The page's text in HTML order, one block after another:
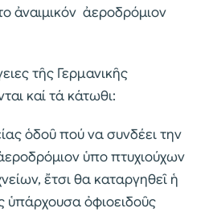
ἀναιμικόν ἀεροδρόμιον
τῆς Γερμανικῆς
καί τά κάτωθι:
ὁδοῦ πού να συνδέει την
ὑπο πτυχιούχων
ἔτσι θα καταργηθεῖ ἡ
ὑπάρχουσα ὀφιοειδοῦς